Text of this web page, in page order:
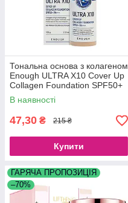
Тональна основа з колагеном
Enough ULTRA X10 Cover Up
Collagen Foundation SPF50+
PA+++ No13 (100 g)
В наявності
47,30 ₴ 215 ₴
Купити
ГАРЯЧА ПРОПОЗИЦІЯ
–70%